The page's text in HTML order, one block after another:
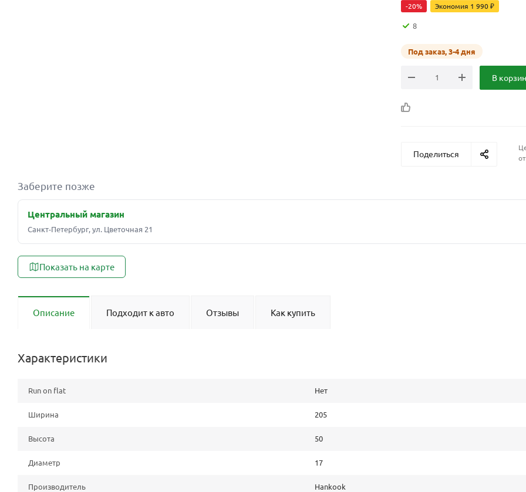
-20% Экономия 1 990₽
8
Под заказ, 3-4 дня
В
Поделиться
Заберите позже
Центральный магазин
Санкт-Петербург, ул. Цветочная 21
Показать на карте
Описание Подходит к авто Отзывы Как купить
Характеристики
Run on flat Нет
Ширина 205
Высота 50
Диаметр 17
Производитель Hankook